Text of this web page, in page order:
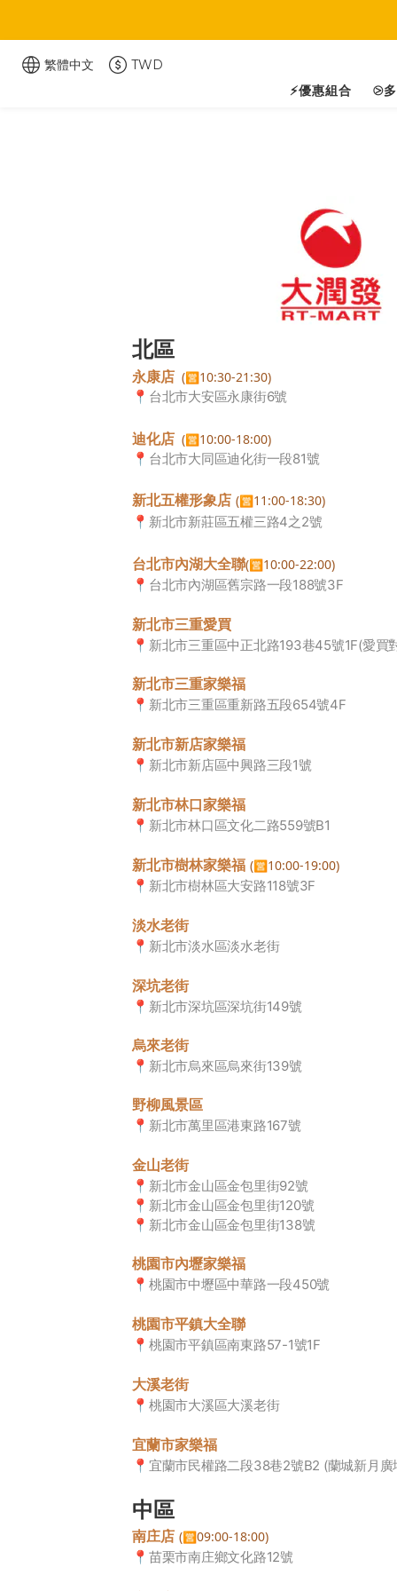
繁體中文
TWD
⚡優惠組合
⧁
北區
永康店 (🈺 10:30-21:30)
📍 台北市大安區永康街6號
迪化店 (🈺 10:00-18:00)
📍 台北市大同區迪化街一段81號
新北五權形象店 (🈺 11:00-18:30)
📍 新北市新莊區五權三路4之2號
台北市內湖大全聯(🈺 10:00-22:00)
📍 台北市內湖區舊宗路一段188號3F
新北市三重愛買
📍 新北市三重區中正北路193巷45號1F(愛買
新北市三重家樂福
📍 新北市三重區重新路五段654號4F
新北市新店家樂福
📍 新北市新店區中興路三段1號
新北市林口家樂福
📍 新北市林口區文化二路559號B1
新北市樹林家樂福 (🈺 10:00-19:00)
📍 新北市樹林區大安路118號3F
淡水老街
📍 新北市淡水區淡水老街
深坑老街
📍 新北市深坑區深坑街149號
烏來老街
📍 新北市烏來區烏來街139號
野柳風景區
📍 新北市萬里區港東路167號
金山老街
📍 新北市金山區金包里街92號
📍 新北市金山區金包里街120號
📍 新北市金山區金包里街138號
桃園市內壢家樂福
📍 桃園市中壢區中華路一段450號
桃園市平鎮大全聯
📍 桃園市平鎮區南東路57-1號1F
大溪老街
📍 桃園市大溪區大溪老街
宜蘭市家樂福
📍 宜蘭市民權路二段38巷2號B2 (蘭城新月廣
中區
南庄店 (🈺09:00-18:00)
📍 苗栗市南庄鄉文化路12號